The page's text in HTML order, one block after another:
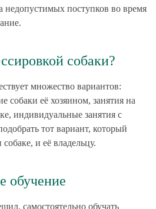
недопустимых поступков во время
собаки?
множество вариантов:
собаки её хозяином, занятия на
индивидуальные занятия с
тот вариант, который
и её владельцу.
обучение
самостоятельно обучать